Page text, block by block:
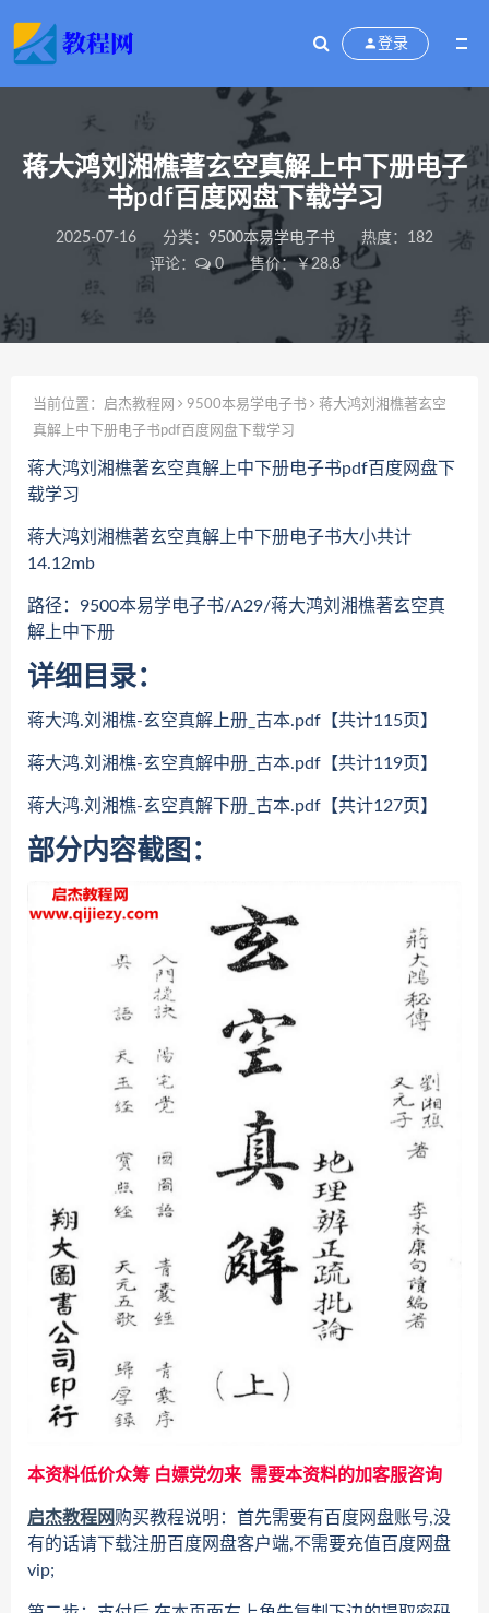
登录
蒋大鸿刘湘樵著玄空真解上中下册电子
书pdf百度网盘下载学习
2025-07-16 分类： 9500本易学电子书
热度：182
评论：
0 售价：￥28.8
当前位置： 启杰教程网 9500本易学电子书
蒋大鸿刘湘樵著玄空
真解上中下册电子书pdf百度网盘下载学习
蒋大鸿刘湘樵著玄空真解上中下册电子书pdf百度网盘下
载学习
蒋大鸿刘湘樵著玄空真解上中下册电子书大小共计
14.12mb
路径：9500本易学电子书/A29/蒋大鸿刘湘樵著玄空真
解上中下册
详细目录：
蒋大鸿.刘湘樵-玄空真解上册_古本.pdf【共计115页】
蒋大鸿.刘湘樵-玄空真解中册_古本.pdf【共计119页】
蒋大鸿.刘湘樵-玄空真解下册_古本.pdf【共计127页】
部分内容截图：
本资料低价众筹 白嫖党勿来 需要本资料的加客服咨询
启杰教程网购买教程说明：首先需要有百度网盘账号,没
有的话请下载注册百度网盘客户端,不需要充值百度网盘
vip;